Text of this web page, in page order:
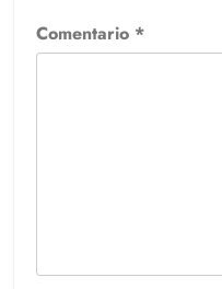
Comentario *